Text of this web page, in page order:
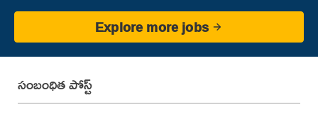
Explore more jobs
సంబంధిత పోస్ట్